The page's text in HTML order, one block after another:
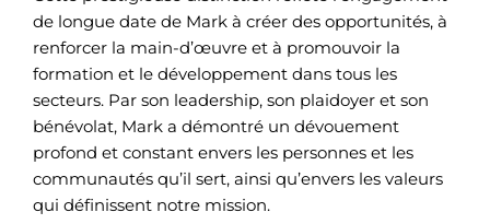
de longue date de Mark à créer des opportunités, à
renforcer la main-d’œuvre et à promouvoir la
formation et le développement dans tous les
secteurs. Par son leadership, son plaidoyer et son
bénévolat, Mark a démontré un dévouement
profond et constant envers les personnes et les
communautés qu’il sert, ainsi qu’envers les valeurs
qui définissent notre mission.